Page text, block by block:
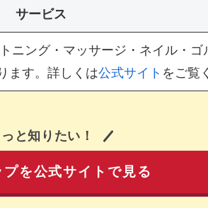
サービス
ニング・マッサージ・ネイル・ゴ
ます。詳しくは公式サイト をご覧
と知りたい！
を公式サイトで見る